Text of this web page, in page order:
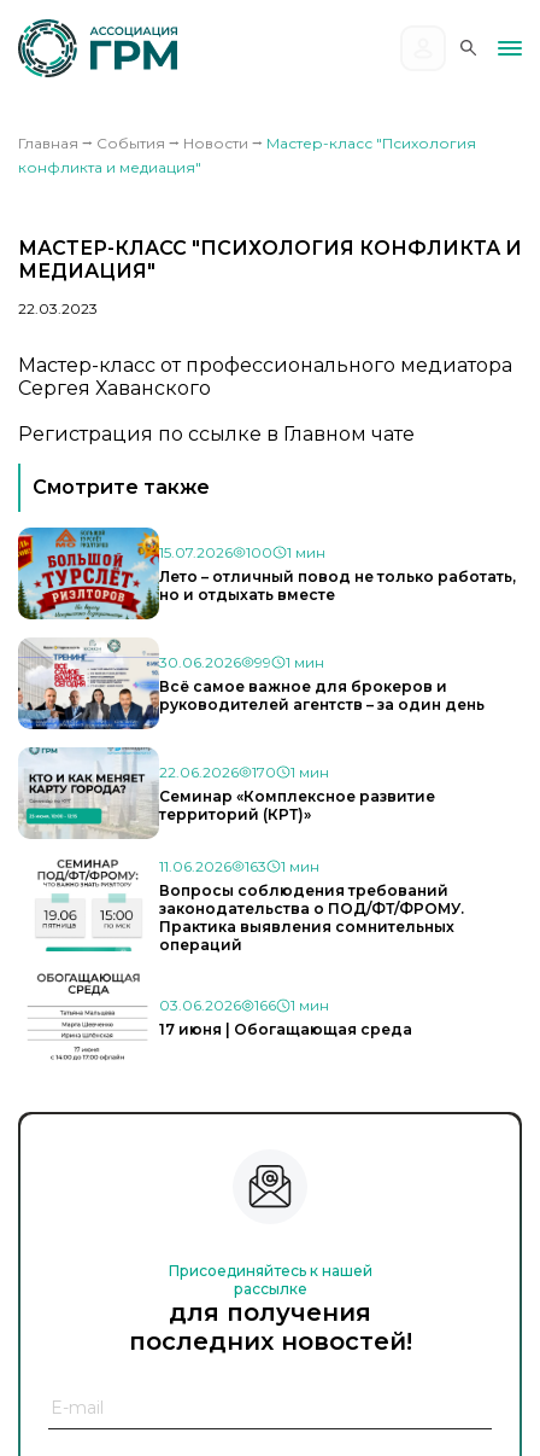
Главная ⭢ События ⭢ Новости ⭢ Мастер-класс "Психология
конфликта и медиация"
МАСТЕР-КЛАСС "ПСИХОЛОГИЯ КОНФЛИКТА И
МЕДИАЦИЯ"
22.03.2023
Мастер-класс от профессионального медиатора
Сергея Хаванского
Регистрация по ссылке в Главном чате
Смотрите также
15.07.2026 100
1 мин
Лето – отличный повод не только работать,
но и отдыхать вместе
30.06.2026 99
1 мин
Всё самое важное для брокеров и
руководителей агентств – за один день
22.06.2026 170
1 мин
Семинар «Комплексное развитие
территорий (КРТ)»
11.06.2026 163
1 мин
Вопросы соблюдения требований
законодательства о ПОД/ФТ/ФРОМУ.
Практика выявления сомнительных
операций
03.06.2026 166
1 мин
17 июня | Обогащающая среда
Присоединяйтесь к нашей
рассылке
для получения
последних новостей!